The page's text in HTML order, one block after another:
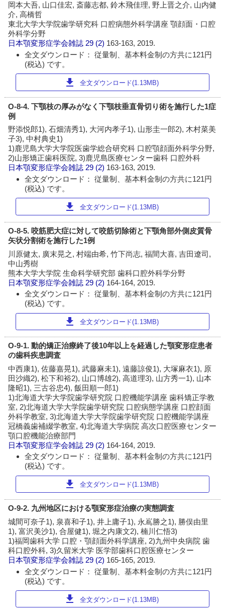
岡本大吾, 山口佳宏, 斎藤志都, 鈴木飛佳理, 野上晋之介, 山内健
介, 高橋哲
東北大学大学院歯学研究科 口腔病態外科学講座 顎顔面・口腔
外科学分野
日本顎変形症学会雑誌 29 (2) 163-163, 2019.
全文ダウンロード： 従量制、基本料金制の方共に121円
(税込) です。
download 全文ダウンロード(1.13MB)
O-8-4. 下顎枝の厚みがなく下顎枝垂直骨切り術を施行した1症
例
野添悦郎1), 石畑清秀1), 大河内孝子1), 山形圭一郎2), 木村菜美
子3), 中村典史1)
1)鹿児島大学大学院医歯学総合研究科 口腔顎顔面外科学分野,
2)山形矯正歯科医院, 3)鹿児島医療センター歯科 口腔外科
日本顎変形症学会雑誌 29 (2) 163-163, 2019.
全文ダウンロード： 従量制、基本料金制の方共に121円
(税込) です。
download 全文ダウンロード(1.13MB)
O-8-5. 咬筋肥大症に対して咬筋切除術と下顎角部外側皮質骨
矢状分割術を施行した1例
川原健太, 廣末晃之, 村端由希, 竹下尚志, 福間大喜, 吉田遼司,
中山秀樹
熊本大学大学院 生命科学研究部 歯科口腔外科学分野
日本顎変形症学会雑誌 29 (2) 164-164, 2019.
全文ダウンロード： 従量制、基本料金制の方共に121円
(税込) です。
download 全文ダウンロード(1.13MB)
O-9-1. 動的矯正治療終了後10年以上を経過した顎変形症患者
の歯科疾患調査
中西康1), 佐藤嘉晃1), 武藤麻未1), 遠藤諒俊1), 大塚麻衣1), 原
田沙織2), 松下和裕2), 山口博雄2), 高道理3), 山方秀一1), 山本
隆昭1), 三古谷忠4), 飯田順一郎1)
1)北海道大学大学院歯学研究院 口腔機能学講座 歯科矯正学教
室, 2)北海道大学大学院歯学研究院 口腔病態学講座 口腔顔面
外科学教室, 3)北海道大学大学院歯学研究院 口腔機能学講座
冠橋義歯補綴学教室, 4)北海道大学病院 高次口腔医療センター
顎口腔機能治療部門
日本顎変形症学会雑誌 29 (2) 164-164, 2019.
全文ダウンロード： 従量制、基本料金制の方共に121円
(税込) です。
download 全文ダウンロード(1.13MB)
O-9-2. 九州地区における顎変形症治療の実態調査
城間可奈子1), 泉喜和子1), 井上庸子1), 永嶌勝之1), 勝俣由里
1), 富沢美沙1), 合屋健1), 堀之内康文2), 楠川仁悟3)
1)福岡歯科大学 口腔・顎顔面外科学講座, 2)九州中央病院 歯
科口腔外科, 3)久留米大学 医学部歯科口腔医療センター
日本顎変形症学会雑誌 29 (2) 165-165, 2019.
全文ダウンロード： 従量制、基本料金制の方共に121円
(税込) です。
download 全文ダウンロード(1.13MB)